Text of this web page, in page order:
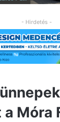
- Hirdetés -
Móra